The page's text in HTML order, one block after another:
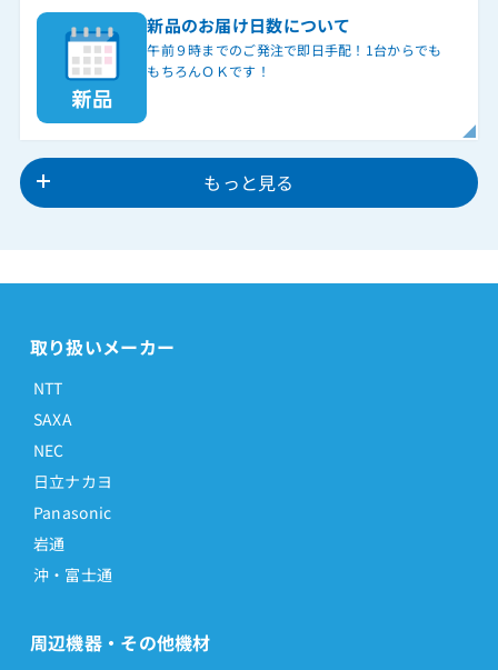
新品のお届け日数について
午前９時までのご発注で即日手配！1台からでも
もちろんＯＫです！
もっと見る
取り扱いメーカー
NTT
SAXA
NEC
日立ナカヨ
Panasonic
岩通
沖・富士通
周辺機器・その他機材